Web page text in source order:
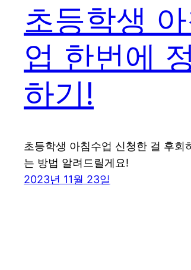
초등학생
업 한번에
하기!
초등학생 아침수업 신청한 걸 후회
는 방법 알려드릴게요!
2023년 11월 23일